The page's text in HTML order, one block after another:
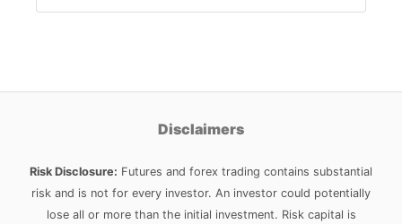
Disclaimers
Risk Disclosure: Futures and forex trading contains substantial
risk and is not for every investor. An investor could potentially
lose all or more than the initial investment. Risk capital is